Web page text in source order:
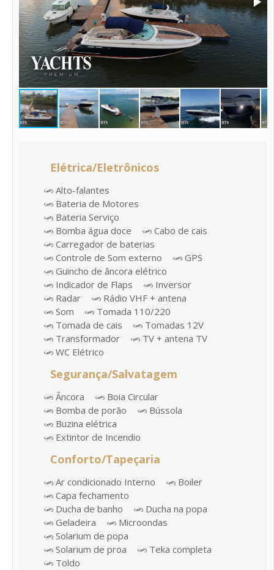
Elétrica/Eletrônicos
Alto-falantes
Bateria de Motores
Bateria Serviço
Bomba água doce
Cabo de cais
Carregador de baterias
Controle de Som externo
GPS
Guincho de âncora elétrico
Indicador de Flaps
Inversor
Radar
Rádio VHF + antena
Som
Tomada 110/220
Tomada de cais
Tomadas 12V
Transformador
TV + antena TV
WC Elétrico
Segurança/Salvatagem
Âncora
Boia Circular
Bomba de porão
Bússola
Buzina elétrica
Extintor de Incendio
Conforto/Tapeçaria
Ar condicionado Interno
Boiler
Capa fechamento
Ducha de banho
Ducha na popa
Geladeira
Microondas
Solarium de popa
Solarium de proa
Teka completa
Toldo